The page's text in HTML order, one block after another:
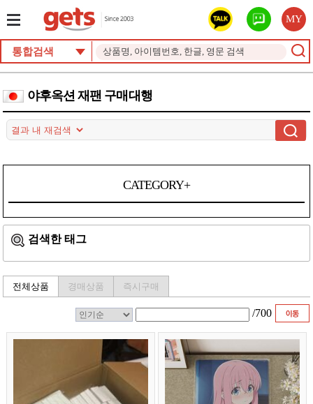
MY
통합검색
야후옥션 재팬 구매대행
CATEGORY+
검색한 태그
전체상품 경매상품 즉시구매
/700